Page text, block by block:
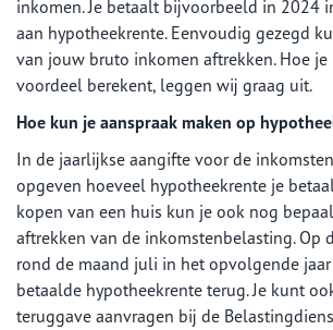
inkomen. Je betaalt bijvoorbeeld in 2024
aan hypotheekrente. Eenvoudig gezegd
van jouw bruto inkomen aftrekken. Hoe je
voordeel berekent, leggen wij graag uit.
Hoe kun je aanspraak maken op
In de jaarlijkse aangifte voor de
opgeven hoeveel hypotheekrente je
kopen van een huis kun je ook nog
aftrekken van de inkomstenbelasting. Op
rond de maand juli in het opvolgende
betaalde hypotheekrente terug. Je kunt
teruggave aanvragen bij de